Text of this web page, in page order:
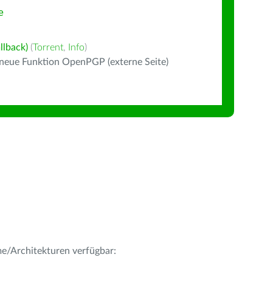
(Torrent, Info)
Funktion OpenPGP (externe Seite)
Architekturen verfügbar: